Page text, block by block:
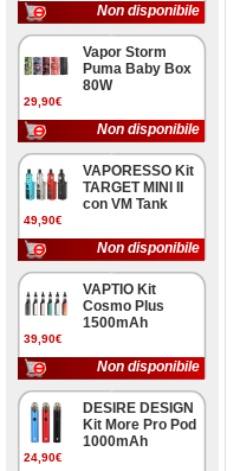
Non disponibile
29,90€
Vapor Storm
Puma Baby Box
80W
Non disponibile
49,90€
VAPORESSO Kit
TARGET MINI II
con VM Tank
Non disponibile
39,90€
VAPTIO Kit
Cosmo Plus
1500mAh
Non disponibile
24,90€
DESIRE DESIGN
Kit More Pro Pod
1000mAh